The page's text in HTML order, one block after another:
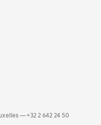
— +32 2 642 24 50